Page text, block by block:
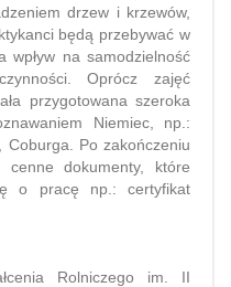
drzew i krzewów,
będą przebywać w
wpływ na samodzielność
Oprócz zajęć
przygotowana szeroka
Niemiec, np.:
Coburga. Po zakończeniu
cenne dokumenty, które
o pracę np.: certyfikat
Rolniczego im. II